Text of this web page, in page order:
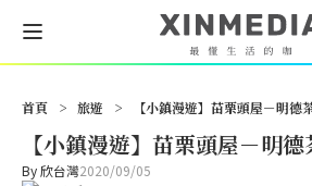
首頁 > 旅遊 > 【小鎮漫遊】苗栗頭屋－明德
【小鎮漫遊】苗栗頭屋－明
By欣台灣2020/09/05